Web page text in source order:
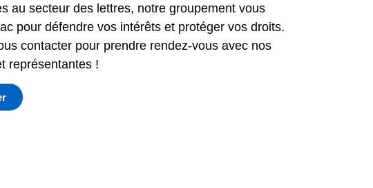
au secteur des lettres, notre groupement vous
pour défendre vos intérêts et protéger vos droits.
contacter pour prendre rendez-vous avec nos
représentantes !